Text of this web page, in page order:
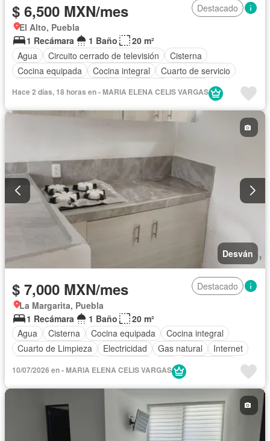
$ 6,500 MXN/mes
Destacado
El Alto, Puebla
1 Recámara
1 Baño
20 m²
Agua
Circuito cerrado de televisión
Cisterna
Cocina equipada
Cocina integral
Cuarto de servicio
Wifi
Solo familias
Completamente amueblado
Hace 2 días, 18 horas en - MARIA ELENA CELIS VARGAS
Desván
$ 7,000 MXN/mes
Destacado
La Margarita, Puebla
1 Recámara
1 Baño
20 m²
Agua
Cisterna Cocina equipada
Cocina integral
Cuarto de Limpieza
Electricidad Gas natural
Internet
Solo familias
10/07/2026 en - MARIA ELENA CELIS VARGAS